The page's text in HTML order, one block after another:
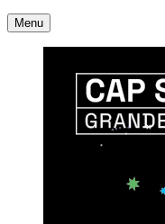
Accueil
Menu Contact